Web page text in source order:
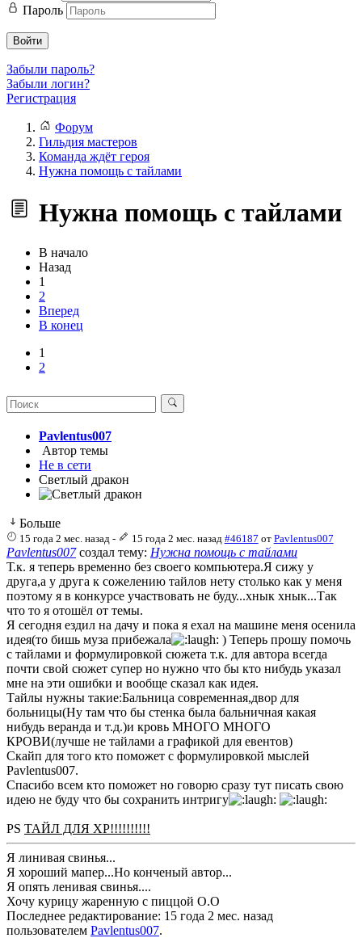
Пароль
Войти
Забыли пароль?
Забыли логин?
Регистрация
Форум
Гильдия мастеров
Команда ждёт героя
Нужна помощь с тайлами
Нужна помощь с тайлами
В начало
Назад
1
2
Вперед
В конец
1
2
Pavlentus007
Автор темы
Не в сети
Светлый дракон
Больше
15 года 2 мес. назад - 15 года 2 мес. назад #46187 от Pavlentus007
Pavlentus007создал тему: Нужна помощь с тайлами
Т.к. я теперь временно без своего компьютера.Я сижу у
друга,а у друга к сожелению тайлов нету столько как у меня
поэтому я в конкурсе участвовать не буду...хнык хнык...Так
что то я отошёл от темы.
Я сегодня ездил на дачу и пока я ехал на машине меня осенила
идея(то бишь муза прибежала
) Теперь прошу помочь
с тайлами и формулировкой сюжета т.к. для автора всегда
почти свой сюжет супер но нужно что бы кто нибудь указал
мне на эти ошибки и вообще сказал как идея.
Тайлы нужны такие:Бальница современная,двор для
больницы(Ну там что бы стенка была бальничная какая
нибудь веранда и т.д.)и кровь МНОГО МНОГО
КРОВИ(лучше не тайлами а графикой для евентов)
Скайп для того кто поможет с формулировкой мыслей
Pavlentus007.
Спасибо всем кто поможет но говорю сразу тут писать свою
идею не буду что бы сохранить интригу
PS ТАЙЛ ДЛЯ ХР!!!!!!!!!!
Я линивая свинья...
Я хороший мапер...Но конченый автор...
Я опять ленивая свинья....
Хочу курицу жаренную с пиццой О.О
Последнее редактирование: 15 года 2 мес. назад
пользователем Pavlentus007.